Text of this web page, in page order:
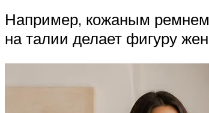
Например, кожаным ремнем
на талии делает фигуру